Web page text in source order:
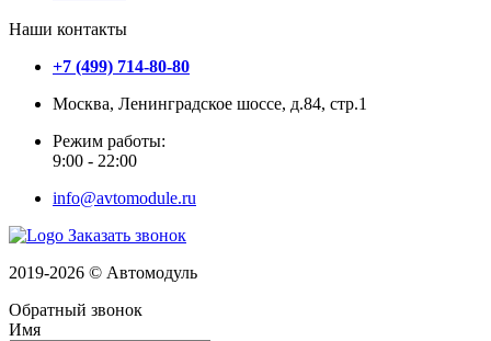
Наши контакты
+7 (499) 714-80-80
Москва, Ленинградское шоссе, д.84, стр.1
Режим работы:
9:00 - 22:00
info@avtomodule.ru
Заказать звонок
2019-2026 © Автомодуль
Обратный звонок
Имя